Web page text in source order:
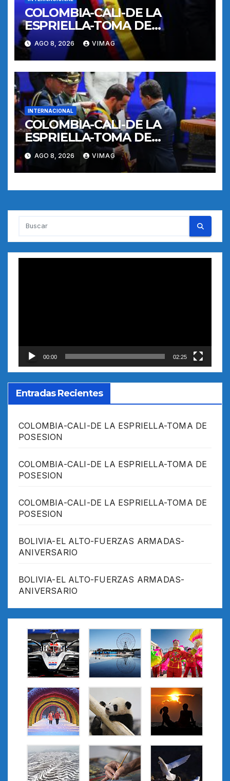
COLOMBIA-CALI-DE LA
ESPRIELLA-TOMA DE
POSESION
AGO 8, 2026 VIMAG
INTERNACIONAL
COLOMBIA-CALI-DE LA
ESPRIELLA-TOMA DE
POSESION
AGO 8, 2026 VIMAG
00:00 02:25
Entradas Recientes
COLOMBIA-CALI-DE LA ESPRIELLA-TOMA DE
POSESION
COLOMBIA-CALI-DE LA ESPRIELLA-TOMA DE
POSESION
COLOMBIA-CALI-DE LA ESPRIELLA-TOMA DE
POSESION
BOLIVIA-EL ALTO-FUERZAS ARMADAS-
ANIVERSARIO
BOLIVIA-EL ALTO-FUERZAS ARMADAS-
ANIVERSARIO